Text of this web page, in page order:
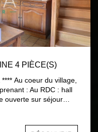
4 PIÈCE(S)
: Au RDC : hall
ouverte sur séjour